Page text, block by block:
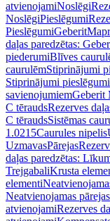
atvienojamiNoslēgi
NoslēgiPieslēgumi
Pieslēgumi
daļas paredzētas:
piederumiBlīves
caurulēmStiprinājumi
Stiprinājumi
savienojumiemGeberit
C tēraudsRezerves
C tēraudsSistēmas
1.0215Caurules nipelis
UzmavasPārejas
daļas paredzētas:
TrejgabaliKrusta
elementi
Neatvienojamas pārejas
atvienojamiRezerves